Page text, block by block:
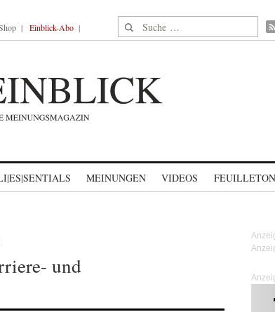
Einblick-Abo Suche nach:
MEINUNGEN VIDEOS FEUILLETON
und